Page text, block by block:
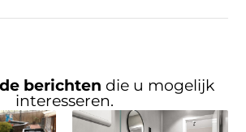
berichten die u mogelijk
interesseren.